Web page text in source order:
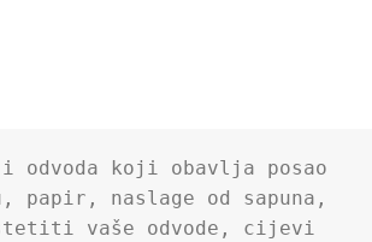
i odvoda koji obavlja posao
papir, naslage od sapuna,
vaše odvode, cijevi